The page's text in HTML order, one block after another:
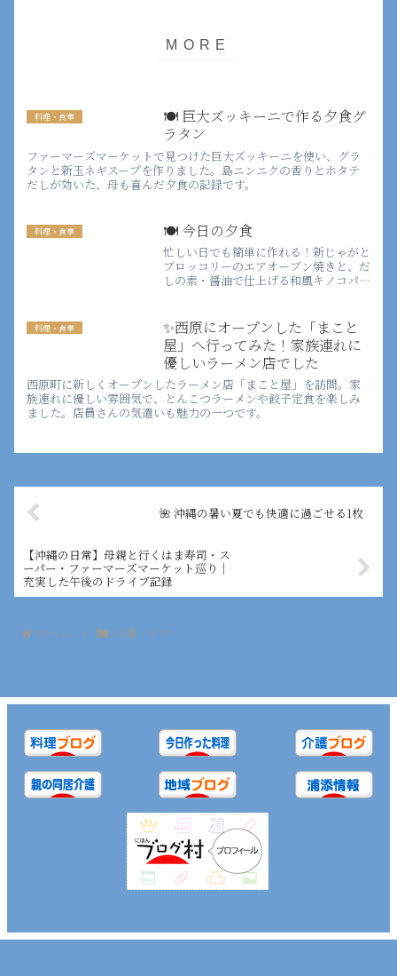
料理・食事
🍽️ 巨大ズッキーニで作る夕食グ
ラタン
ファーマーズマーケットで見つけた巨大ズッキーニを使い、グラ
タンと新玉ネギスープを作りました。島ニンニクの香りとホタテ
だしが効いた、母も喜んだ夕食の記録です。
料理・食事 🍽️ 今日の夕食
忙しい日でも簡単に作れる！新じゃがと
ブロッコリーのエアオーブン焼きと、だ
しの素・醤油で仕上げる和風キノコパス
もおすすめです。
料理・食事
✨西原にオープンした「まこと
屋」へ行ってみた！家族連れに
優しいラーメン店でした
西原町に新しくオープンしたラーメン店「まこと屋」を訪問。家
族連れに優しい雰囲気で、とんこつラーメンや餃子定食を楽しみ
ました。店員さんの気遣いも魅力の一つです。
🌺 沖縄の暑い夏でも快適に過ごせる1枚
【沖縄の日常】母親と行くはま寿司・ス
ーパー・ファーマーズマーケット巡り｜
充実した午後のドライブ記録
ホーム 介護・ケア